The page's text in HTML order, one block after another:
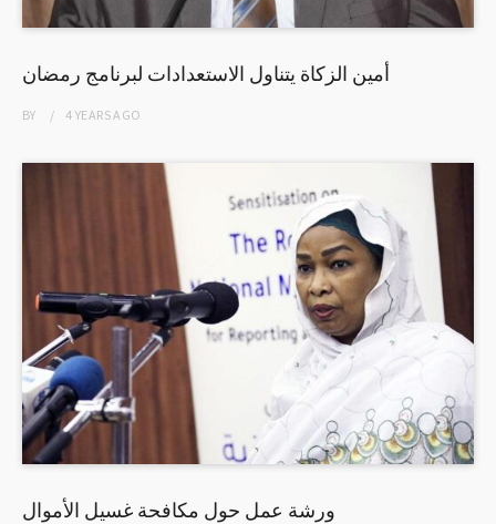
أمين الزكاة يتناول الاستعدادات لبرنامج رمضان
BY 4 YEARSAGO
ورشة عمل حول مكافحة غسيل الأموال